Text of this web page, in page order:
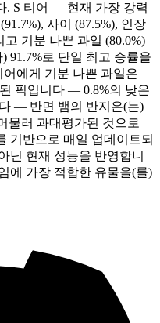
. S 티어 — 현재 가장 강력
사이 (87.5%), 인장
고 기분 나쁜 과일 (80.0%)
91.7%로 단일 최고 승률을
에게 기분 나쁜 과일은
픽입니다 — 0.8%의 낮은
— 반면 뱀의 반지은(는)
물러 과대평가된 것으로
기반으로 매일 업데이트되
닌 현재 성능을 반영합니
에 가장 적합한 유물을(를)